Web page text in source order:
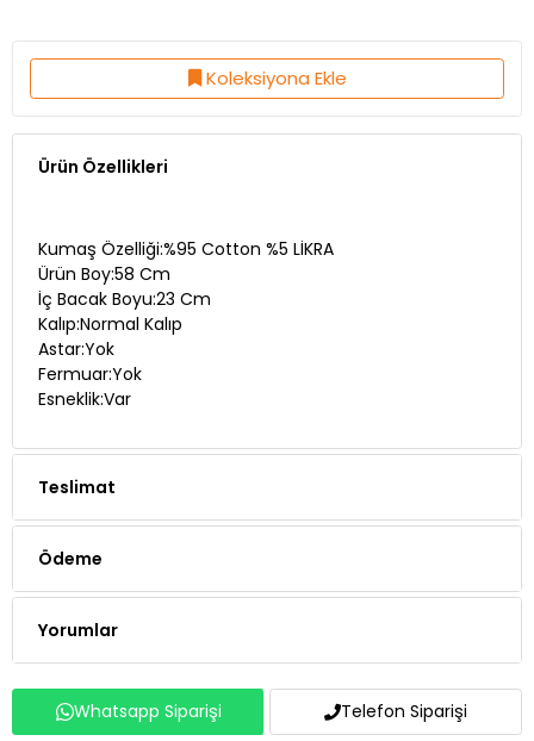
Koleksiyona Ekle
Ürün Özellikleri
Kumaş Özelliği:%95 Cotton %5 LİKRA
Ürün Boy:58 Cm
İç Bacak Boyu:23 Cm
Kalıp:Normal Kalıp
Astar:Yok
Fermuar:Yok
Esneklik:Var
Teslimat
Ödeme
Yorumlar
Whatsapp Siparişi Telefon Siparişi